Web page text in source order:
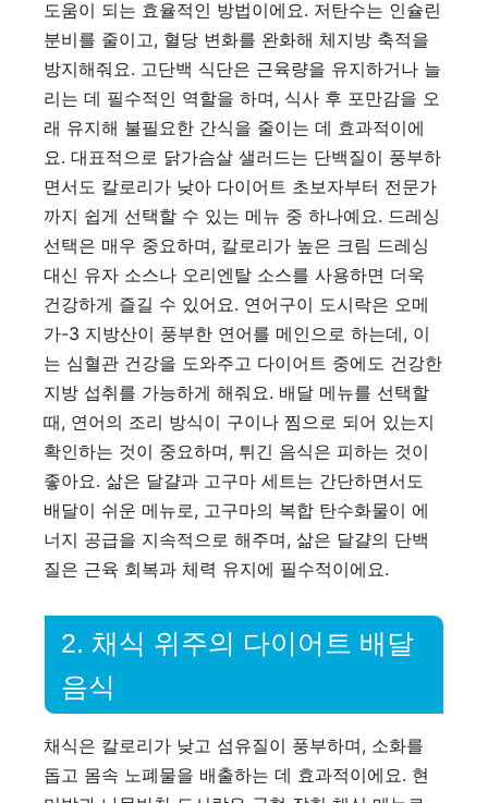
도움이 되는 효율적인 방법이에요. 저탄수는 인슐린
분비를 줄이고, 혈당 변화를 완화해 체지방 축적을
방지해줘요. 고단백 식단은 근육량을 유지하거나 늘
리는 데 필수적인 역할을 하며, 식사 후 포만감을 오
래 유지해 불필요한 간식을 줄이는 데 효과적이에
요. 대표적으로 닭가슴살 샐러드는 단백질이 풍부하
면서도 칼로리가 낮아 다이어트 초보자부터 전문가
까지 쉽게 선택할 수 있는 메뉴 중 하나예요. 드레싱
선택은 매우 중요하며, 칼로리가 높은 크림 드레싱
대신 유자 소스나 오리엔탈 소스를 사용하면 더욱
건강하게 즐길 수 있어요. 연어구이 도시락은 오메
가-3 지방산이 풍부한 연어를 메인으로 하는데, 이
는 심혈관 건강을 도와주고 다이어트 중에도 건강한
지방 섭취를 가능하게 해줘요. 배달 메뉴를 선택할
때, 연어의 조리 방식이 구이나 찜으로 되어 있는지
확인하는 것이 중요하며, 튀긴 음식은 피하는 것이
좋아요. 삶은 달걀과 고구마 세트는 간단하면서도
배달이 쉬운 메뉴로, 고구마의 복합 탄수화물이 에
너지 공급을 지속적으로 해주며, 삶은 달걀의 단백
질은 근육 회복과 체력 유지에 필수적이에요.
2. 채식 위주의 다이어트 배달
음식
채식은 칼로리가 낮고 섬유질이 풍부하며, 소화를
돕고 몸속 노폐물을 배출하는 데 효과적이에요. 현